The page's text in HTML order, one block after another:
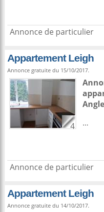
Annonce de particulier
Appartement Leigh
Annonce gratuite du 15/10/2017.
4
...
Annonce de particulier
Appartement Leigh
Annonce gratuite du 14/10/2017.